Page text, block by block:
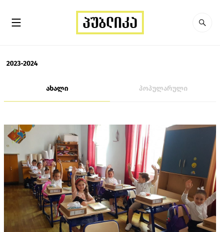
2023-2024
ახალი პოპულარული